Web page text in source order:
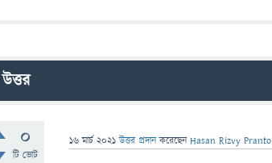
উত্তর
0
টি ভোট
16 মার্চ 2021 উত্তর প্রদান করেছেনHasan Rizvy Pranto